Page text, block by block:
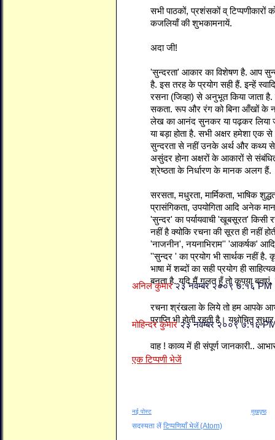
सभी पाठकों, प्रशंसकों व्
कजलियाँ की शुभकामनायें.
अदा जी!
'सुन्दरता' आकार का विशेषण है. आप
है. इस तरह के प्रयोग सही हैं. इन्हें
रसना (जिव्हा) से अनुभूत किया जाता
सकता. रूप और रंग को बिना आँखों के
लेख का आनंद सुनकर या पढ़कर लिया
या बड़ा होता है. सभी अक्षर हमेशा एक
सुन्दरता से नहीं उनके अर्थ और कथ्य से
असुंदर होना अक्षरों के आकारों से
श्रेष्ठता के निर्धारण के मानक अलग हैं.
सरसता, मधुरता, मार्मिकता, भाषिक
प्रासंगिकता, उपयोगिता आदि अनेक
'सुन्दर' का पर्यायवाची 'खूबसूरत' किसी
नहीं है क्योकि रचना की सूरत ही नहीं
'नाजनीन', नयनाभिराम'' 'आकर्षक' आदि
''सुन्दर ' का प्रयोग भी सार्थक नहीं है.
भाषा में शब्दों का सही प्रयोग ही
बनता है. यदि मैं गलत हूँ तो कृपया
अनिल कुमार २३ नवम्बर २००९ ७:१६ PM
रचना श्रंखला के लिये तो हम आपके
प्राप्ति भी होती रहती है। यथोचित
मोहिन्दर कुमार २३ नवम्बर २००९ ७:१६
वाह ! काव्य में ही संपूर्ण जानकारी..
एक टिप्पणी भेजें
नई पोस्ट मुखपृष्ठ
सदस्यता लें टिप्पणियाँ भेजें (Atom)